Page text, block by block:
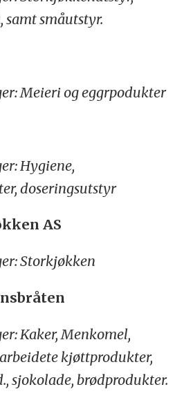
samt småutstyr.
Meieri og eggrpodukter
Hygiene,
doseringsutstyr
AS
Storkjøkken
Kaker, Menkomel,
kjøttprodukter,
sjokolade, brødprodukter.